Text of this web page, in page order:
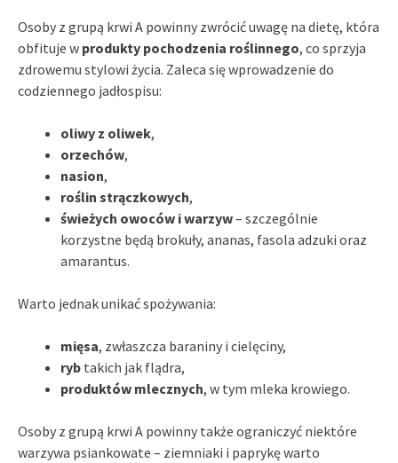
Osoby z grupą krwi A powinny zwrócić uwagę na dietę, która
obfituje w produkty pochodzenia roślinnego, co sprzyja
zdrowemu stylowi życia. Zaleca się wprowadzenie do
codziennego jadłospisu:
oliwy z oliwek,
orzechów,
nasion,
roślin strączkowych,
świeżych owoców i warzyw– szczególnie
korzystne będą brokuły, ananas, fasola adzuki oraz
amarantus.
Warto jednak unikać spożywania:
mięsa, zwłaszcza baraniny i cielęciny,
ryb takich jak flądra,
produktów mlecznych, w tym mleka krowiego.
Osoby z grupą krwi A powinny także ograniczyć niektóre
warzywa psiankowate – ziemniaki i paprykę warto